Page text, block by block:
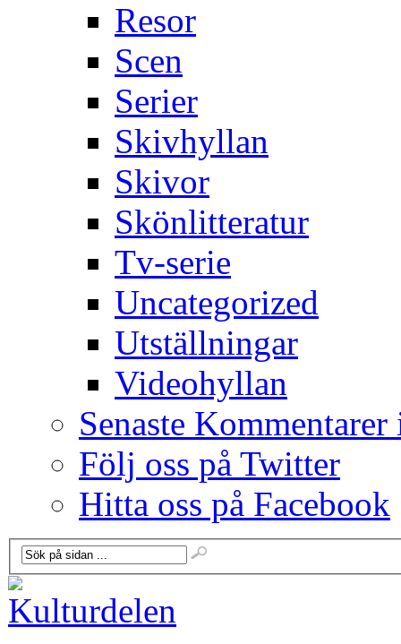
Resor
Scen
Serier
Skivhyllan
Skivor
Skönlitteratur
Tv-serie
Uncategorized
Utställningar
Videohyllan
Senaste Kommentarer
Följ oss på Twitter
Hitta oss på Facebook